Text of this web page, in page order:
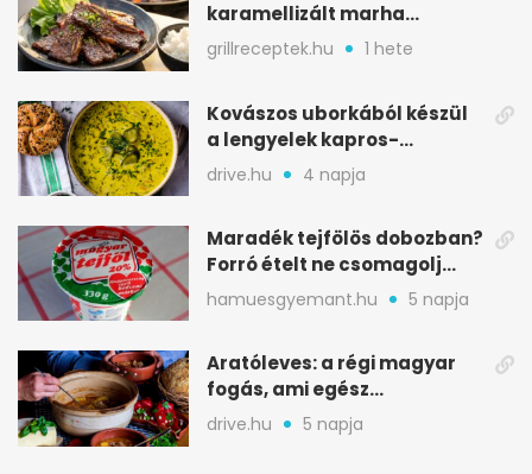
karamellizált marha
rövidborda gyorsan
grillreceptek.hu 1 hete
Kovászos uborkából készül
a lengyelek kapros-
savanykás levese
drive.hu 4 napja
Maradék tejfölös dobozban?
Forró ételt ne csomagolj
ilyen tégelybe
hamuesgyemant.hu 5 napja
Aratóleves: a régi magyar
fogás, ami egész
csapatokat jóllakatott
drive.hu 5 napja